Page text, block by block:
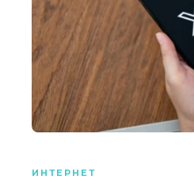
ИНТЕРНЕТ